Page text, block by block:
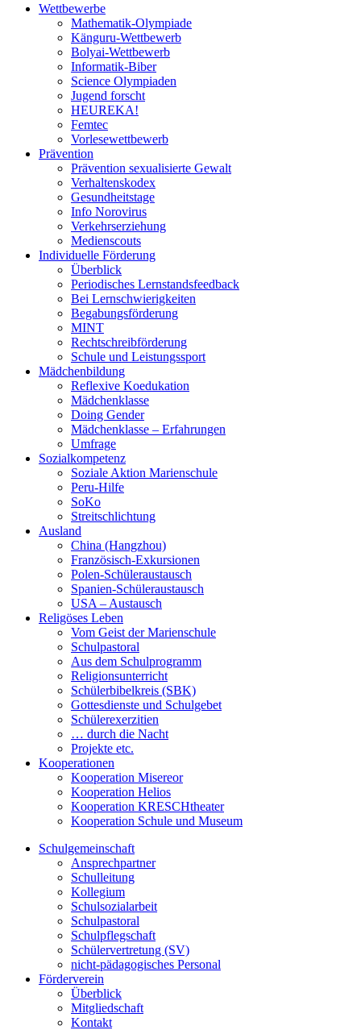
Wettbewerbe
Mathematik-Olympiade
Känguru-Wettbewerb
Bolyai-Wettbewerb
Informatik-Biber
Science Olympiaden
Jugend forscht
HEUREKA!
Femtec
Vorlesewettbewerb
Prävention
Prävention sexualisierte Gewalt
Verhaltenskodex
Gesundheitstage
Info Norovirus
Verkehrserziehung
Medienscouts
Individuelle Förderung
Überblick
Periodisches Lernstandsfeedback
Bei Lernschwierigkeiten
Begabungsförderung
MINT
Rechtschreibförderung
Schule und Leistungssport
Mädchenbildung
Reflexive Koedukation
Mädchenklasse
Doing Gender
Mädchenklasse – Erfahrungen
Umfrage
Sozialkompetenz
Soziale Aktion Marienschule
Peru-Hilfe
SoKo
Streitschlichtung
Ausland
China (Hangzhou)
Französisch-Exkursionen
Polen-Schüleraustausch
Spanien-Schüleraustausch
USA – Austausch
Religöses Leben
Vom Geist der Marienschule
Schulpastoral
Aus dem Schulprogramm
Religionsunterricht
Schülerbibelkreis (SBK)
Gottesdienste und Schulgebet
Schülerexerzitien
… durch die Nacht
Projekte etc.
Kooperationen
Kooperation Misereor
Kooperation Helios
Kooperation KRESCHtheater
Kooperation Schule und Museum
Schulgemeinschaft
Ansprechpartner
Schulleitung
Kollegium
Schulsozialarbeit
Schulpastoral
Schulpflegschaft
Schülervertretung (SV)
nicht-pädagogisches Personal
Förderverein
Überblick
Mitgliedschaft
Kontakt